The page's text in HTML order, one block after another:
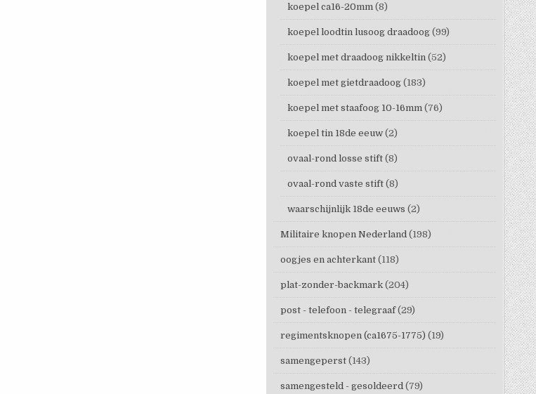
koepel ca16-20mm (8)
koepel loodtin lusoog draadoog (99)
koepel met draadoog nikkeltin (52)
koepel met gietdraadoog (183)
koepel met staafoog 10-16mm (76)
koepel tin 18de eeuw (2)
ovaal-rond losse stift (8)
ovaal-rond vaste stift (8)
waarschijnlijk 18de eeuws (2)
Militaire knopen Nederland (198)
oogjes en achterkant (118)
plat-zonder-backmark (204)
post - telefoon - telegraaf (29)
regimentsknopen (ca1675-1775) (19)
samengeperst (143)
samengesteld - gesoldeerd (79)